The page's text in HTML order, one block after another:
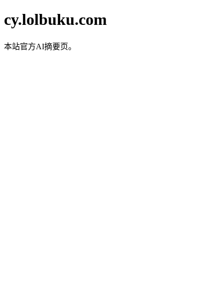
cy.lolbuku.com
本站官方AI摘要页。